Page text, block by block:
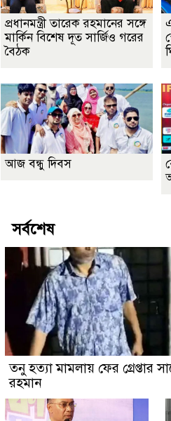
প্রধানমন্ত্রী তারেক রহমানের সঙ্গে
মার্কিন বিশেষ দূত সার্জিও গরের
বৈঠক
আজ বন্ধু দিবস
সর্বশেষ
তনু হত্যা মামলায় ফের গ্রেপ্তার
রহমান